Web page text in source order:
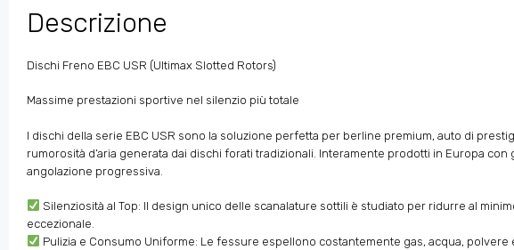
Descrizione
Dischi Freno EBC USR (Ultimax Slotted Rotors)
Massime prestazioni sportive nel silenzio più totale
I dischi della serie EBC USR sono la soluzione perfetta per berline premium, auto di
rumorosità d’aria generata dai dischi forati tradizionali. Interamente prodotti in Europa
angolazione progressiva.
Silenziosità al Top: Il design unico delle scanalature sottili è studiato per ridurre al
eccezionale.
Pulizia e Consumo Uniforme: Le fessure espellono costantemente gas, acqua,